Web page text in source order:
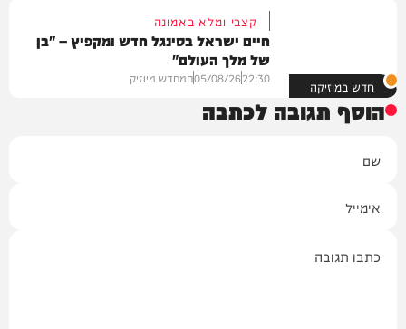
חדש במוזיקה
קצבי ומלא באמונה
חיים ישראל בסינגל חדש ומקפיץ – "בן
של מלך העולם"
22:30
05/08/26המחדש מיוזיק
הוסף תגובה לכתבה